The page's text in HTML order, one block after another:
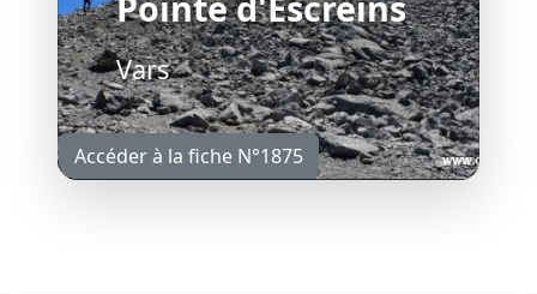
Vars
Accéder à la fiche N°1875